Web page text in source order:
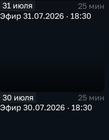
31 июля
25 мин
Эфир 31.07.2026 · 18:30
30 июля
25 мин
Эфир 30.07.2026 · 18:30